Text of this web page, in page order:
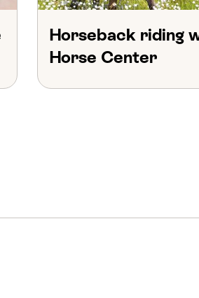
Horseback riding
Horse Center